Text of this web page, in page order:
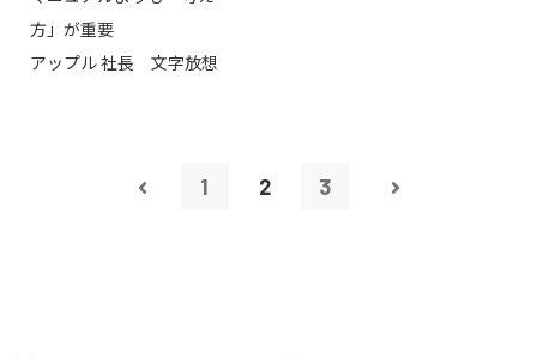
方」が重要
アップル 社長 文字放想
1 2 3